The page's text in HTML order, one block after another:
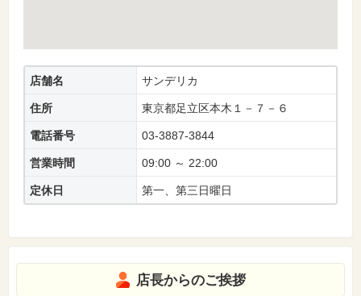
店舗名 サンデリカ
住所 東京都足立区本木１－７－６
電話番号 03-3887-3844
営業時間 09:00 ～ 22:00
定休日 第一、第三日曜日
店長からのご挨拶